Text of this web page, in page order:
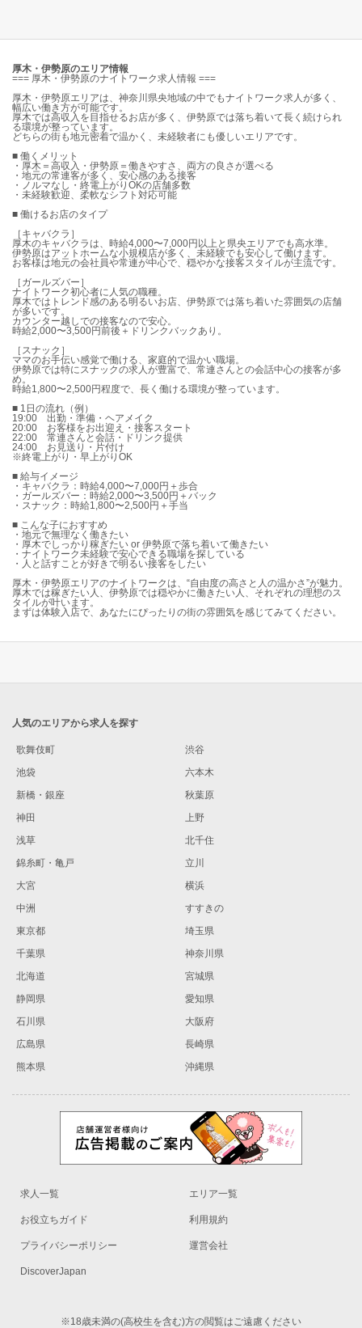
厚木・伊勢原のエリア情報
=== 厚木・伊勢原のナイトワーク求人情報 ===
厚木・伊勢原エリアは、神奈川県央地域の中でもナイトワーク求人が多く、
幅広い働き方が可能です。
厚木では高収入を目指せるお店が多く、伊勢原では落ち着いて長く続けられ
る環境が整っています。
どちらの街も地元密着で温かく、未経験者にも優しいエリアです。
■ 働くメリット
・厚木＝高収入・伊勢原＝働きやすさ、両方の良さが選べる
・地元の常連客が多く、安心感のある接客
・ノルマなし・終電上がりOKの店舗多数
・未経験歓迎、柔軟なシフト対応可能
■ 働けるお店のタイプ
［キャバクラ］
厚木のキャバクラは、時給4,000〜7,000円以上と県央エリアでも高水準。
伊勢原はアットホームな小規模店が多く、未経験でも安心して働けます。
お客様は地元の会社員や常連が中心で、穏やかな接客スタイルが主流です。
［ガールズバー］
ナイトワーク初心者に人気の職種。
厚木ではトレンド感のある明るいお店、伊勢原では落ち着いた雰囲気の店舗
が多いです。
カウンター越しでの接客なので安心。
時給2,000〜3,500円前後＋ドリンクバックあり。
［スナック］
ママのお手伝い感覚で働ける、家庭的で温かい職場。
伊勢原では特にスナックの求人が豊富で、常連さんとの会話中心の接客が多
め。
時給1,800〜2,500円程度で、長く働ける環境が整っています。
■ 1日の流れ（例）
19:00 出勤・準備・ヘアメイク
20:00 お客様をお出迎え・接客スタート
22:00 常連さんと会話・ドリンク提供
24:00 お見送り・片付け
※終電上がり・早上がりOK
■ 給与イメージ
・キャバクラ：時給4,000〜7,000円＋歩合
・ガールズバー：時給2,000〜3,500円＋バック
・スナック：時給1,800〜2,500円＋手当
■ こんな子におすすめ
・地元で無理なく働きたい
・厚木でしっかり稼ぎたい or 伊勢原で落ち着いて働きたい
・ナイトワーク未経験で安心できる職場を探している
・人と話すことが好きで明るい接客をしたい
厚木・伊勢原エリアのナイトワークは、“自由度の高さと人の温かさ”が魅力。
厚木では稼ぎたい人、伊勢原では穏やかに働きたい人、それぞれの理想のス
タイルが叶います。
まずは体験入店で、あなたにぴったりの街の雰囲気を感じてみてください。
人気のエリアから求人を探す
歌舞伎町
渋谷
池袋
六本木
新橋・銀座
秋葉原
神田
上野
浅草
北千住
錦糸町・亀戸
立川
大宮
横浜
中洲
すすきの
東京都
埼玉県
千葉県
神奈川県
北海道
宮城県
静岡県
愛知県
石川県
大阪府
広島県
長崎県
熊本県
沖縄県
求人一覧 エリア一覧
お役立ちガイド 利用規約
プライバシーポリシー 運営会社
DiscoverJapan
※18歳未満の(高校生を含む)方の閲覧はご遠慮ください